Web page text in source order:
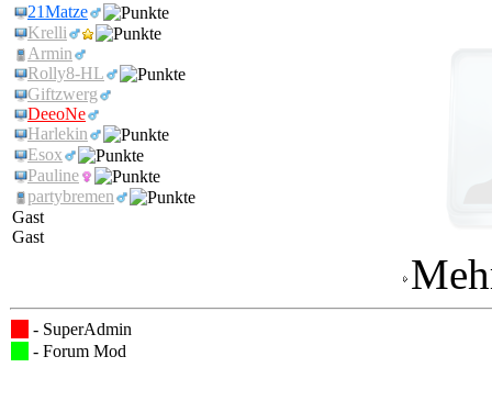
21Matze
Krelli
Armin
Rolly8-HL
Giftzwerg
DeeoNe
Harlekin
Esox
Pauline
partybremen
Gast
Gast
- SuperAdmin
- Forum Mod